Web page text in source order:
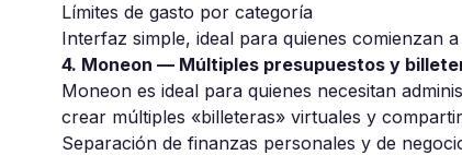
Límites de gasto por categoría
Interfaz simple, ideal para quienes comienzan
4. Moneon — Múltiples presupuestos y
Moneon es ideal para quienes necesitan
crear múltiples «billeteras» virtuales y
Separación de finanzas personales y de